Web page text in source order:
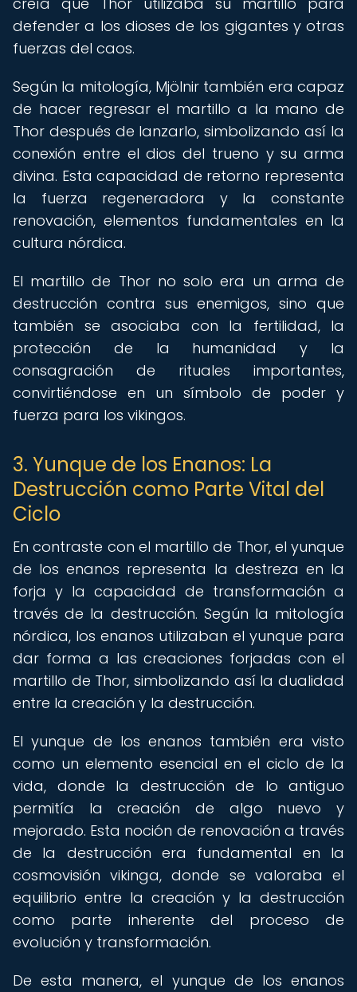
defender a los dioses de los gigantes y otras
fuerzas del caos.
Según la mitología, Mjölnir también era capaz
de hacer regresar el martillo a la mano de
Thor después de lanzarlo, simbolizando así la
conexión entre el dios del trueno y su arma
divina. Esta capacidad de retorno representa
la fuerza regeneradora y la constante
renovación, elementos fundamentales en la
cultura nórdica.
El martillo de Thor no solo era un arma de
destrucción contra sus enemigos, sino que
también se asociaba con la fertilidad, la
protección de la humanidad y la
consagración de rituales importantes,
convirtiéndose en un símbolo de poder y
fuerza para los vikingos.
3. Yunque de los Enanos: La
Destrucción como Parte Vital del
Ciclo
En contraste con el martillo de Thor, el yunque
de los enanos representa la destreza en la
forja y la capacidad de transformación a
través de la destrucción. Según la mitología
nórdica, los enanos utilizaban el yunque para
dar forma a las creaciones forjadas con el
martillo de Thor, simbolizando así la dualidad
entre la creación y la destrucción.
El yunque de los enanos también era visto
como un elemento esencial en el ciclo de la
vida, donde la destrucción de lo antiguo
permitía la creación de algo nuevo y
mejorado. Esta noción de renovación a través
de la destrucción era fundamental en la
cosmovisión vikinga, donde se valoraba el
equilibrio entre la creación y la destrucción
como parte inherente del proceso de
evolución y transformación.
De esta manera, el yunque de los enanos